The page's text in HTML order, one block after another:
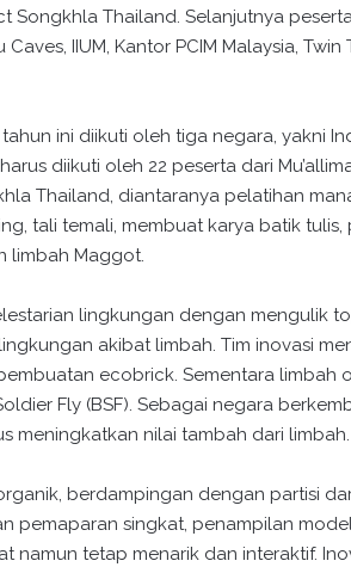
Songkhla Thailand. Selanjutnya
IIUM, Kantor PCIM Malaysia, Twin
ini diikuti oleh tiga negara, yakni
diikuti oleh 22 peserta dari
Thailand, diantaranya pelatihan
tali temali, membuat karya batik
limbah Maggot.
lingkungan dengan mengulik
akibat limbah. Tim inovasi
ecobrick. Sementara limbah
Fly (BSF). Sebagai negara
meningkatkan nilai tambah dari limbah.
berdampingan dengan partisi
pemaparan singkat, penampilan
namun tetap menarik dan interaktif.